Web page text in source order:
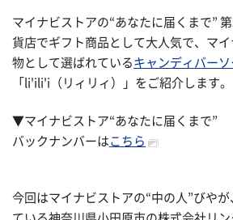
マイナビストアの“あなたに届くまで”
貨店でギフト商品として大人気で、マ
物として選ばれている キャンディバーソ
「li'ili'i（リィリィ）」をご紹介します。
▼マイナビストア“あなたに届くまで”
バックナンバーは こちら
今回はマイナビストアの“中の人”びや